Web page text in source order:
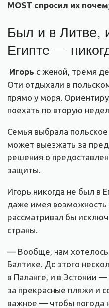
MOST спросил их
Был и в Литве,
Египте —
Игорь с женой, тремя
Оти отдыхали в
прямо у моря.
поехать по вторую
Семья выбрала
может выезжать за
решения о
защиты.
Игорь никогда не был в
даже имея возможность
рассматривал бы
страны.
— Вообще, нам хотелось
Балтике. До этого
в Паланге, и в Эстонии
за прекрасные пляжи и
важное — чтобы погода